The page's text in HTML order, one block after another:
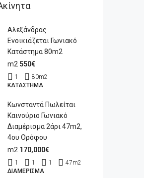
Αλεξάνδρας
Ενοικιάζεται Γωνιακό
Κατάστημα 80m2
m2 550€
1 80m2
ΚΑΤΆΣΤΗΜΑ
Κωνσταντά Πωλείται
Καινούριο Γωνιακό
Διαμέρισμα 2άρι 47m2,
4ου Ορόφου
m2 170,000€
1 1 1 47m2
ΔΙΑΜΈΡΙΣΜΑ